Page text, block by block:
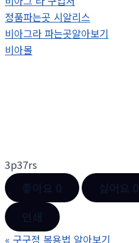
정품파는곳 시알리스
비아그라 파는곳알아보기
비아몰
3p37rs
« 구구정 복용법 알아보기